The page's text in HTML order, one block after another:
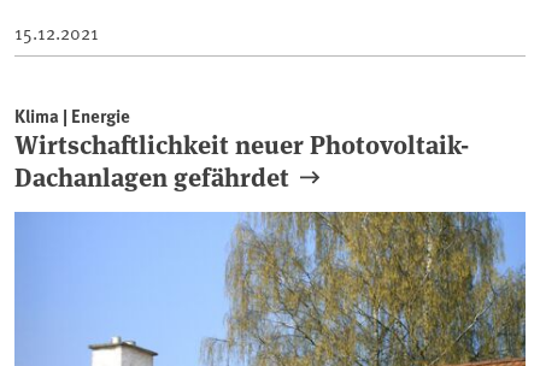
15.12.2021
Klima | Energie
Wirtschaftlichkeit neuer Photovoltaik-
Dachanlagen gefährdet